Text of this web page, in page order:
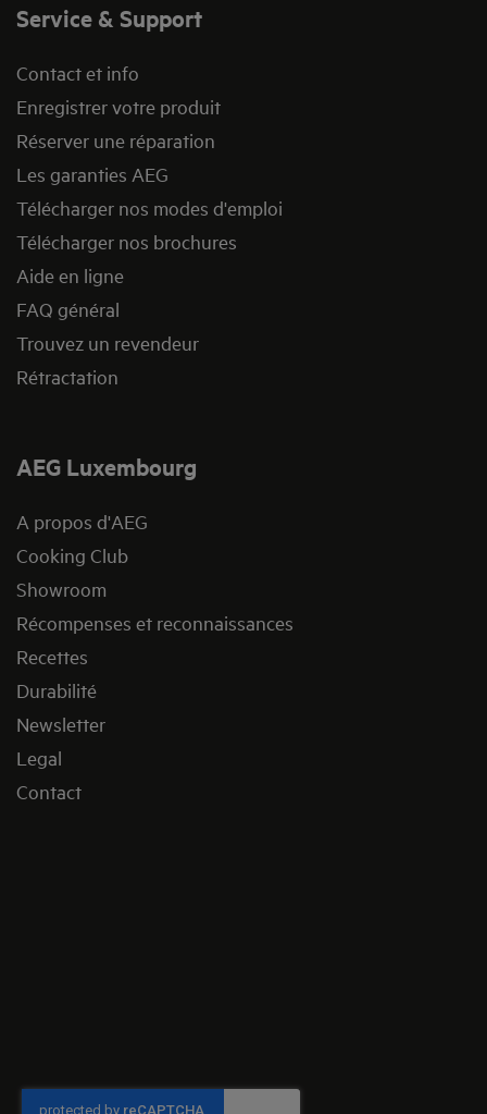
Service & Support
Contact et info
Enregistrer votre produit
Réserver une réparation
Les garanties AEG
Télécharger nos modes d'emploi
Télécharger nos brochures
Aide en ligne
FAQ général
Trouvez un revendeur
Rétractation
AEG Luxembourg
A propos d'AEG
Cooking Club
Showroom
Récompenses et reconnaissances
Recettes
Durabilité
Newsletter
Legal
Contact